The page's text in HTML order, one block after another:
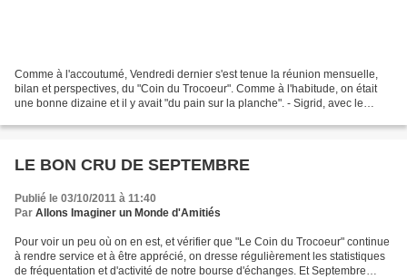
Comme à l'accoutumé, Vendredi dernier s'est tenue la réunion mensuelle,
bilan et perspectives, du "Coin du Trocoeur". Comme à l'habitude, on était
une bonne dizaine et il y avait "du pain sur la planche". - Sigrid, avec le
LE BON CRU DE SEPTEMBRE
Publié le 03/10/2011 à 11:40
Par Allons Imaginer un Monde d'Amitiés
Pour voir un peu où on en est, et vérifier que "Le Coin du Trocoeur" continue
à rendre service et à être apprécié, on dresse régulièrement les statistiques
de fréquentation et d'activité de notre bourse d'échanges. Et Septembre